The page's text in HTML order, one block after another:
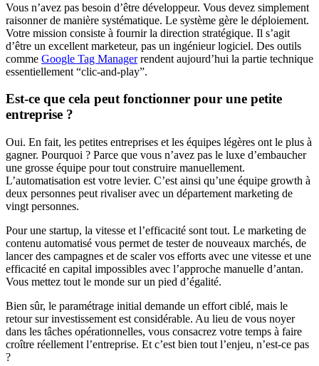
Vous n’avez pas besoin d’être développeur. Vous devez simplement
raisonner de manière systématique. Le système gère le déploiement.
Votre mission consiste à fournir la direction stratégique. Il s’agit
d’être un excellent marketeur, pas un ingénieur logiciel. Des outils
comme Google Tag Managerrendent aujourd’hui la partie technique
essentiellement “clic-and-play”.
Est-ce que cela peut fonctionner pour une petite
entreprise ?
Oui. En fait, les petites entreprises et les équipes légères ont le plus à
gagner. Pourquoi ? Parce que vous n’avez pas le luxe d’embaucher
une grosse équipe pour tout construire manuellement.
L’automatisation est votre levier. C’est ainsi qu’une équipe growth à
deux personnes peut rivaliser avec un département marketing de
vingt personnes.
Pour une startup, la vitesse et l’efficacité sont tout. Le marketing de
contenu automatisé vous permet de tester de nouveaux marchés, de
lancer des campagnes et de scaler vos efforts avec une vitesse et une
efficacité en capital impossibles avec l’approche manuelle d’antan.
Vous mettez tout le monde sur un pied d’égalité.
Bien sûr, le paramétrage initial demande un effort ciblé, mais le
retour sur investissement est considérable. Au lieu de vous noyer
dans les tâches opérationnelles, vous consacrez votre temps à faire
croître réellement l’entreprise. Et c’est bien tout l’enjeu, n’est-ce pas
?